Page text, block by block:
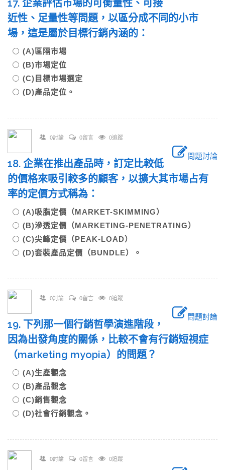
17. 企業評估市場的可衡量性、可接
近性、足量性等問題，以區分成不同的小市
場，這是屬於目標行銷內涵的：
(A)區隔市場
(B)市場定位
(C)目標市場選定
(D)產品定位。
0討論 0留言 0追蹤
問題討論
18. 企業在推出產品時，訂定比較低
的價格來吸引較多的顧客，以擴大其市場占有
率的定價方式稱為：
(A)吸脂定價（MARKET-SKIMMING）
(B)滲透定價（MARKETING-PENETRATING）
(C)尖峰定價（PEAK-LOAD）
(D)套裝產品定價（BUNDLE）。
0討論 0留言 0追蹤
問題討論
19. 下列那一個行銷哲學演進階段，
因為出發角度的關係，比較不會有行銷短視症
（marketing myopia）的問題？
(A)生產觀念
(B)產品觀念
(C)銷售觀念
(D)社會行銷觀念。
0討論 0留言 0追蹤